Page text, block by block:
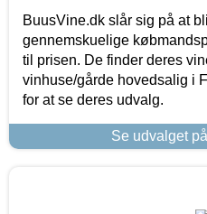
BuusVine.dk slår sig på at
gennemskuelige
til prisen. De finder deres
vinhuse/gårde hovedsalig i
for at se deres udvalg.
Se udvalget